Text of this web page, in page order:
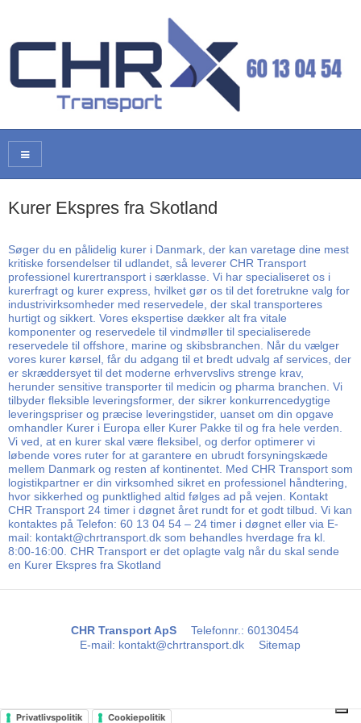
Kurer Ekspres fra Skotland
Søger du en pålidelig kurer i Danmark, der kan varetage dine mest
kritiske forsendelser til udlandet, så leverer CHR Transport
professionel kurertransport i særklasse. Vi har specialiseret os i
kurerfragt og kurer express, hvilket gør os til det foretrukne valg for
industrivirksomheder med reservedele, der skal transporteres
hurtigt og sikkert. Vores ekspertise dækker alt fra vitale
komponenter og reservedele til vindmøller til specialiserede
reservedele til offshore, marine og skibsbranchen. Når du vælger
vores kurer kørsel, får du adgang til et bredt udvalg af services, der
er skræddersyet til det moderne erhvervslivs strenge krav,
herunder sensitive transporter til medicin og pharma branchen. Vi
tilbyder fleksible leveringsformer, der sikrer konkurrencedygtige
leveringspriser og præcise leveringstider, uanset om din opgave
omhandler Kurer i Europa eller Kurer Pakke til og fra hele verden.
Vi ved, at en kurer skal være fleksibel, og derfor optimerer vi
løbende vores ruter for at garantere en ubrudt forsyningskæde
mellem Danmark og resten af kontinentet. Med CHR Transport som
logistikpartner er din virksomhed sikret en professionel håndtering,
hvor sikkerhed og punktlighed altid følges ad på vejen. Kontakt
CHR Transport 24 timer i døgnet året rundt for et godt tilbud. Vi kan
kontaktes på Telefon: 60 13 04 54 – 24 timer i døgnet eller via E-
mail: kontakt@chrtransport.dk som behandles hverdage fra kl.
8:00-16:00. CHR Transport er det oplagte valg når du skal sende
en Kurer Ekspres fra Skotland
CHR Transport ApS Telefonnr.: 60130454
E-mail: kontakt@chrtransport.dk Sitemap
Privatlivspolitik Cookiepolitik